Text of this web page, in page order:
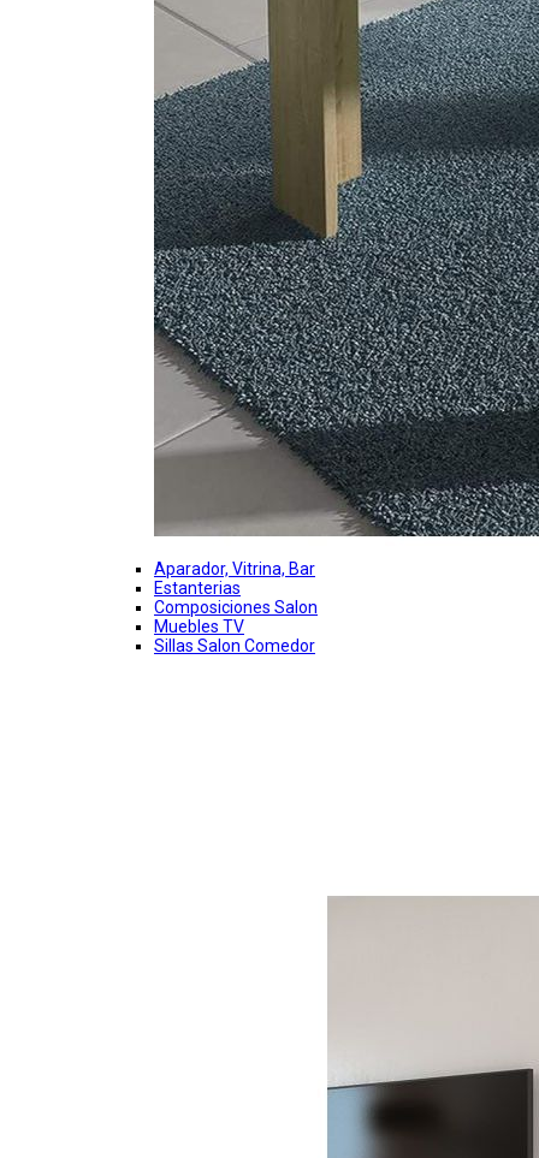
Aparador, Vitrina, Bar
Estanterias
Composiciones Salon
Muebles TV
Sillas Salon Comedor